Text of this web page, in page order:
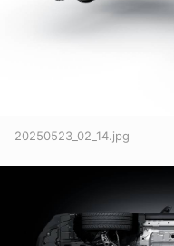
20250523_02_14.jpg